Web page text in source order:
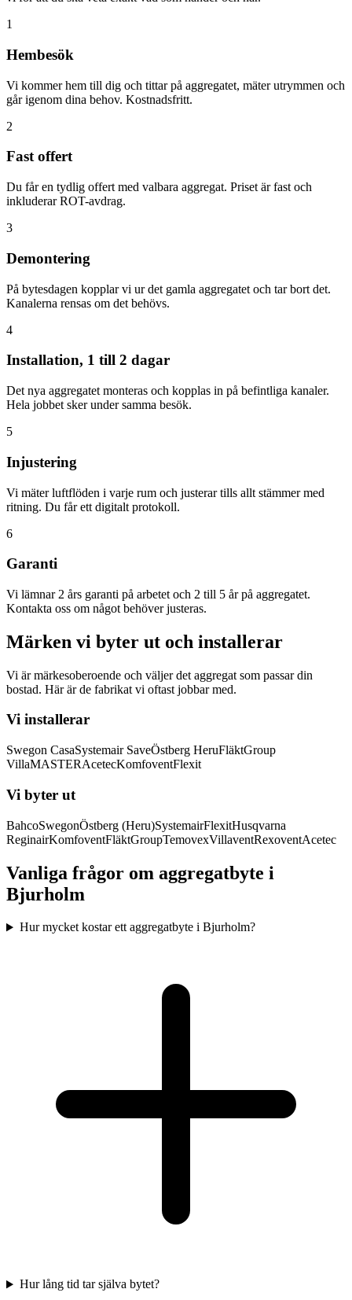
1
Hembesök
Vi kommer hem till dig och tittar på aggregatet, mäter utrymmen och
går igenom dina behov. Kostnadsfritt.
2
Fast offert
Du får en tydlig offert med valbara aggregat. Priset är fast och
inkluderar ROT-avdrag.
3
Demontering
På bytesdagen kopplar vi ur det gamla aggregatet och tar bort det.
Kanalerna rensas om det behövs.
4
Installation, 1 till 2 dagar
Det nya aggregatet monteras och kopplas in på befintliga kanaler.
Hela jobbet sker under samma besök.
5
Injustering
Vi mäter luftflöden i varje rum och justerar tills allt stämmer med
ritning. Du får ett digitalt protokoll.
6
Garanti
Vi lämnar 2 års garanti på arbetet och 2 till 5 år på aggregatet.
Kontakta oss om något behöver justeras.
Märken vi byter ut och installerar
Vi är märkesoberoende och väljer det aggregat som passar din
bostad. Här är de fabrikat vi oftast jobbar med.
Vi installerar
Swegon CasaSystemair SaveÖstberg HeruFläktGroup
VillaMASTERAcetecKomfoventFlexit
Vi byter ut
BahcoSwegonÖstberg (Heru)SystemairFlexitHusqvarna
ReginairKomfoventFläktGroupTemovexVillaventRexoventAcetec
Vanliga frågor om aggregatbyte i
Bjurholm
Hur mycket kostar ett aggregatbyte i Bjurholm?
Hur lång tid tar själva bytet?